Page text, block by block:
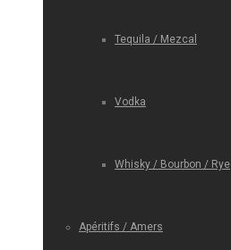
Tequila / Mezcal
Vodka
Whisky / Bourbon / Rye
Apéritifs / Amers